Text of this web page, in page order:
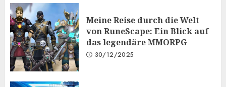
Meine Reise durch die Welt
von RuneScape: Ein Blick auf
das legendäre MMORPG
30/12/2025